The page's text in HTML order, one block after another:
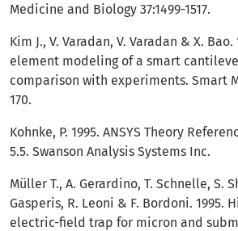
Medicine and Biology 37:1499-1517.
Kim J., V. Varadan, V. Varadan & X.
element modeling of a smart
comparison with experiments. Smart
170.
Kohnke, P. 1995. ANSYS Theory
5.5. Swanson Analysis Systems Inc.
Müller T., A. Gerardino, T. Schnelle, S.
Gasperis, R. Leoni & F. Bordoni. 1995.
electric-field trap for micron and